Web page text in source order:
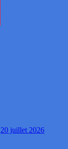
20 juillet 2026